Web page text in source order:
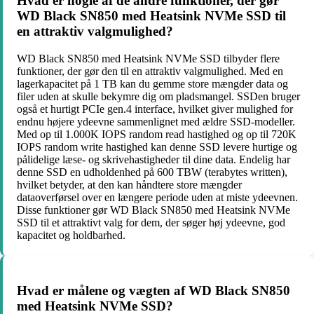
WD Black SN850 med Heatsink NVMe SSD til
en attraktiv valgmulighed?
WD Black SN850 med Heatsink NVMe SSD tilbyder flere
funktioner, der gør den til en attraktiv valgmulighed. Med en
lagerkapacitet på 1 TB kan du gemme store mængder data og
filer uden at skulle bekymre dig om pladsmangel. SSDen bruger
også et hurtigt PCIe gen.4 interface, hvilket giver mulighed for
endnu højere ydeevne sammenlignet med ældre SSD-modeller.
Med op til 1.000K IOPS random read hastighed og op til 720K
IOPS random write hastighed kan denne SSD levere hurtige og
pålidelige læse- og skrivehastigheder til dine data. Endelig har
denne SSD en udholdenhed på 600 TBW (terabytes written),
hvilket betyder, at den kan håndtere store mængder
dataoverførsel over en længere periode uden at miste ydeevnen.
Disse funktioner gør WD Black SN850 med Heatsink NVMe
SSD til et attraktivt valg for dem, der søger høj ydeevne, god
kapacitet og holdbarhed.
Hvad er målene og vægten af WD Black SN850
med Heatsink NVMe SSD?